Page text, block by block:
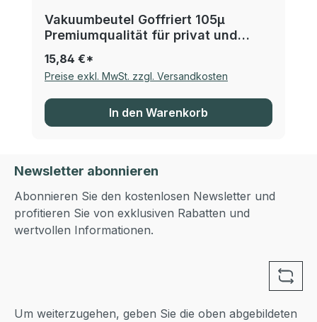
Vakuumbeutel Goffriert 105µ
Premiumqualität für privat und
15,84 €*
Preise exkl. MwSt. zzgl. Versandkosten
In den Warenkorb
Newsletter abonnieren
Abonnieren Sie den kostenlosen Newsletter und
profitieren Sie von exklusiven Rabatten und
wertvollen Informationen.
Um weiterzugehen, geben Sie die oben abgebildeten